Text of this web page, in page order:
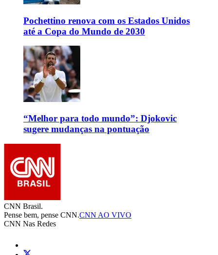
Pochettino renova com os Estados Unidos
até a Copa do Mundo de 2030
“Melhor para todo mundo”: Djokovic
sugere mudanças na pontuação
CNN Brasil.
Pense bem, pense CNN.CNN AO VIVO
CNN Nas Redes